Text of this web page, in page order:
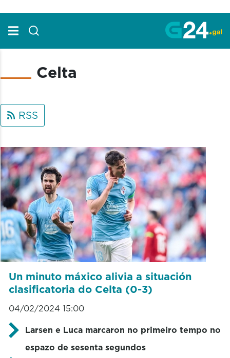
Celta
RSS
Un minuto máxico alivia a situación
clasificatoria do Celta (0-3)
04/02/2024 15:00
Larsen e Luca marcaron no primeiro tempo no
espazo de sesenta segundos